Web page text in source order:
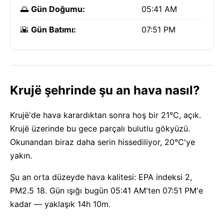
🌅 Gün Doğumu: 05:41 AM
🌇 Gün Batımı: 07:51 PM
Krujë şehrinde şu an hava nasıl?
Krujë'de hava karardıktan sonra hoş bir 21°C, açık.
Krujë üzerinde bu gece parçalı bulutlu gökyüzü.
Okunandan biraz daha serin hissediliyor, 20°C'ye
yakın.
Şu an orta düzeyde hava kalitesi: EPA indeksi 2,
PM2.5 18. Gün ışığı bugün 05:41 AM'ten 07:51 PM'e
kadar — yaklaşık 14h 10m.